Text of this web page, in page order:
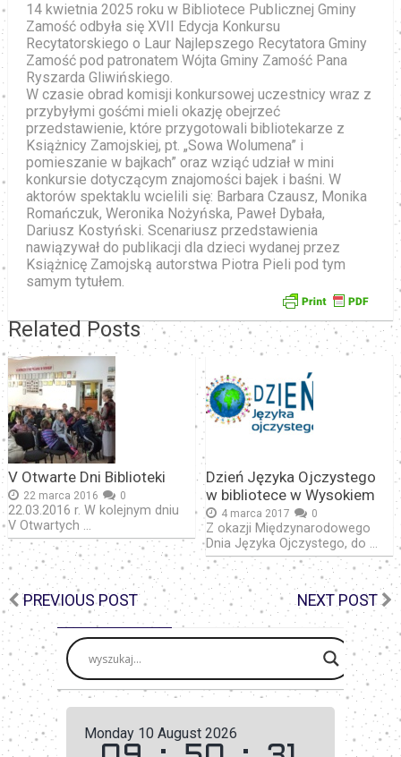
14 kwietnia 2025 roku w Bibliotece Publicznej Gminy
Zamość odbyła się XVII Edycja Konkursu
Recytatorskiego o Laur Najlepszego Recytatora Gminy
Zamość pod patronatem Wójta Gminy Zamość Pana
Ryszarda Gliwińskiego.
W czasie obrad komisji konkursowej uczestnicy wraz z
przybyłymi gośćmi mieli okazję obejrzeć
przedstawienie, które przygotowali bibliotekarze z
Książnicy Zamojskiej, pt. „Sowa Wolumena” i
pomieszanie w bajkach” oraz wziąć udział w mini
konkursie dotyczącym znajomości bajek i baśni. W
aktorów spektaklu wcielili się: Barbara Czausz, Monika
Romańczuk, Weronika Nożyńska, Paweł Dybała,
Dariusz Kostyński. Scenariusz przedstawienia
nawiązywał do publikacji dla dzieci wydanej przez
Książnicę Zamojską autorstwa Piotra Pieli pod tym
samym tytułem.
Related Posts
V Otwarte Dni Biblioteki
22 marca 2016 0
22.03.2016 r. W kolejnym dniu
V Otwartych …
Dzień Języka Ojczystego
w bibliotece w Wysokiem
4 marca 2017 0
Z okazji Międzynarodowego
Dnia Języka Ojczystego, do …
PREVIOUS POST NEXT POST
Monday 10 August 2026